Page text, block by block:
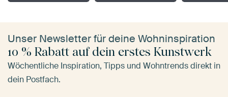
Unser Newsletter für deine Wohninspiration
10 % Rabatt auf dein erstes Kunstwerk
Wöchentliche Inspiration, Tipps und Wohntrends direkt in
dein Postfach.